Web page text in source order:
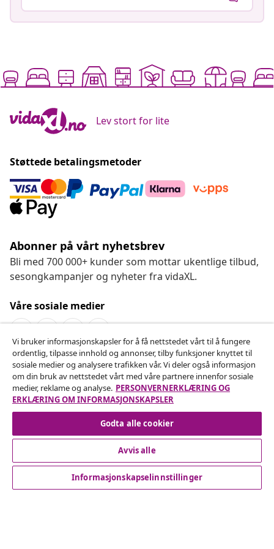
Lev stort for lite
Støttede betalingsmetoder
Abonner på vårt nyhetsbrev
Bli med 700 000+ kunder som mottar ukentlige tilbud,
sesongkampanjer og nyheter fra vidaXL.
Våre sosiale medier
Angre på kontrakten
Send inn en angrerett for bestillingen din.
Angre på kontrakten
Kundeservice
Vi bruker informasjonskapsler for å få nettstedet vårt til å fungere
ordentlig, tilpasse innhold og annonser, tilby funksjoner knyttet til
sosiale medier og analysere trafikken vår. Vi deler også informasjon
om din bruk av nettstedet vårt med våre partnere innenfor sosiale
medier, reklame og analyse. PERSONVERNERKLÆRING OG
ERKLÆRING OM INFORMASJONSKAPSLER
Godta alle cookier
Avvis alle
Informasjonskapselinnstillinger